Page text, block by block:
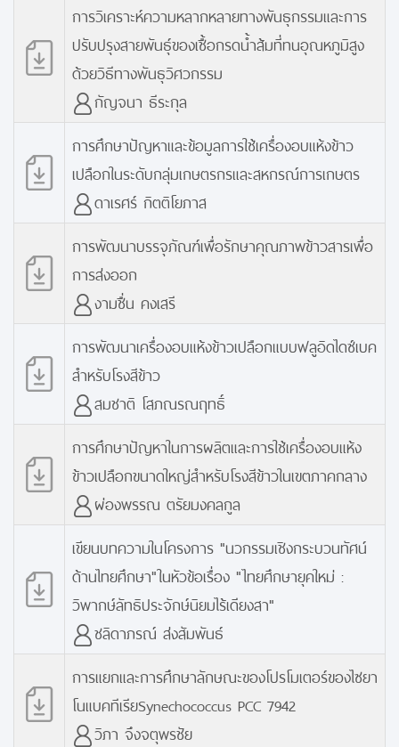
การวิเคราะห์ความหลากหลายทางพันธุกรรมและการ
ปรับปรุงสายพันธุ์ของเชื้อกรดน้ำส้มที่ทนอุณหภูมิสูง
ด้วยวิธีทางพันธุวิศวกรรม
กัญจนา ธีระกุล
การศึกษาปัญหาและข้อมูลการใช้เครื่องอบแห้งข้าว
เปลือกในระดับกลุ่มเกษตรกรและสหกรณ์การเกษตร
ดาเรศร์ กิตติโยภาส
การพัฒนาบรรจุภัณฑ์เพื่อรักษาคุณภาพข้าวสารเพื่อ
การส่งออก
งามชื่น คงเสรี
การพัฒนาเครื่องอบแห้งข้าวเปลือกแบบฟลูอิดไดซ์เบค
สำหรับโรงสีข้าว
สมชาติ โสภณรณฤทธิ์
การศึกษาปัญหาในการผลิตและการใช้เครื่องอบแห้ง
ข้าวเปลือกขนาดใหญ่สำหรับโรงสีข้าวในเขตภาคกลาง
ผ่องพรรณ ตรัยมงคลกูล
เขียนบทความในโครงการ "นวกรรมเชิงกระบวนทัศน์
ด้านไทยศึกษา"ในหัวข้อเรื่อง "ไทยศึกษายุคใหม่ :
วิพากษ์ลัทธิประจักษ์นิยมไร้เดียงสา"
ชลิดาภรณ์ ส่งสัมพันธ์
การแยกและการศึกษาลักษณะของโปรโมเตอร์ของไซยา
โนแบคทีเรียSynechococcus PCC 7942
วิภา จึงจตุพรชัย